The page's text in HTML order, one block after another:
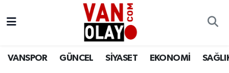
VANSPOR GÜNCEL SİYASET EKONOMİ
Van Nöbetçi Eczaneler